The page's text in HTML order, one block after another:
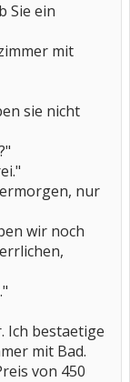
Sie ein
mit
sie nicht
nur
wir noch
Ich bestaetige
mit Bad.
von 450